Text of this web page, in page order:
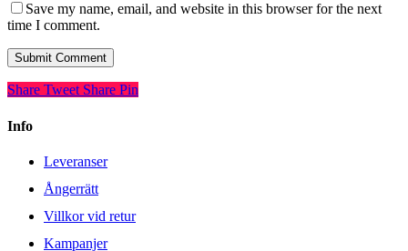
Save my name, email, and website in this browser for the next
time I comment.
Share Tweet Share Pin
Info
Leveranser
Ångerrätt
Villkor vid retur
Kampanjer